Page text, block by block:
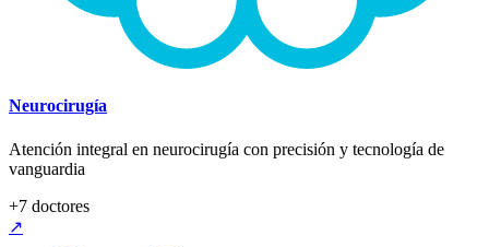
Neurocirugía
Atención integral en neurocirugía con precisión y tecnología de
vanguardia
+7 doctores
↗